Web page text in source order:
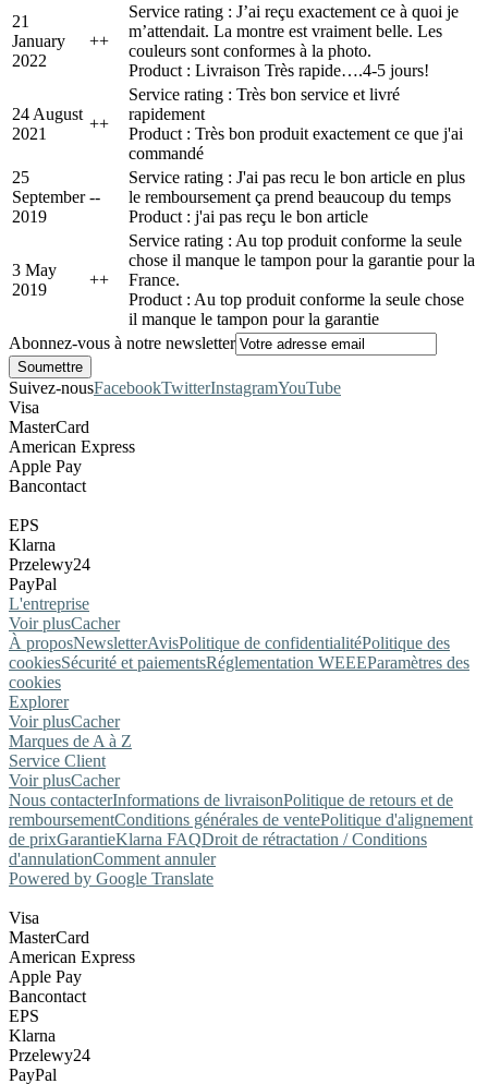
21
January
2022
++
Service rating : J’ai reçu exactement ce à quoi je
m’attendait. La montre est vraiment belle. Les
couleurs sont conformes à la photo.
Product : Livraison Très rapide….4-5 jours!
24 August
2021
++
Service rating : Très bon service et livré
rapidement
Product : Très bon produit exactement ce que j'ai
commandé
25
September
2019
--
Service rating : J'ai pas recu le bon article en plus
le remboursement ça prend beaucoup du temps
Product : j'ai pas reçu le bon article
3 May
2019
++
Service rating : Au top produit conforme la seule
chose il manque le tampon pour la garantie pour la
France.
Product : Au top produit conforme la seule chose
il manque le tampon pour la garantie
Abonnez-vous à notre newsletter
Suivez-nousFacebookTwitterInstagramYouTube
Visa
MasterCard
American Express
Apple Pay
Bancontact
EPS
Klarna
Przelewy24
PayPal
L'entreprise
Voir plusCacher
À proposNewsletterAvisPolitique de confidentialitéPolitique des
cookiesSécurité et paiementsRéglementation WEEEParamètres des
cookies
Explorer
Voir plusCacher
Marques de A à Z
Service Client
Voir plusCacher
Nous contacterInformations de livraisonPolitique de retours et de
remboursementConditions générales de ventePolitique d'alignement
de prixGarantieKlarna FAQDroit de rétractation / Conditions
d'annulationComment annuler
Powered by Google Translate
Visa
MasterCard
American Express
Apple Pay
Bancontact
EPS
Klarna
Przelewy24
PayPal